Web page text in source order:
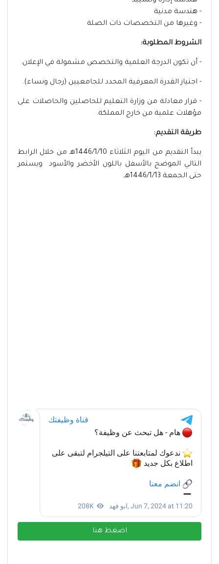
- هندسة مدنية
- وغيرها من التخصصات ذات الصلة
الشروط المطلوبة:
- أن تكون الدرجة العلمية والتخصص مشمولة في الإعلان.
- اجتياز القدرة المعرفية المحدد للجامعيين (رجال ونساء).
- قرار معادلة من وزارة التعليم للحاصلين والحاصلات على
مؤهلات علمية من خارج المملكة.
طريقة التقديم:
يبدأ التقديم من اليوم الثلاثاء 1446/1/10هـ من خلال الرابط
التالي الموضح بالأسفل باللون الأخضر والأسود ويستمر
حتى الجمعة 1446/1/13هـ.
اضغط هنا